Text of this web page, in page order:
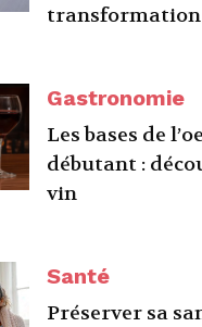
Gastronomie
Les bases de
débutant :
vin
Santé
Préserver sa